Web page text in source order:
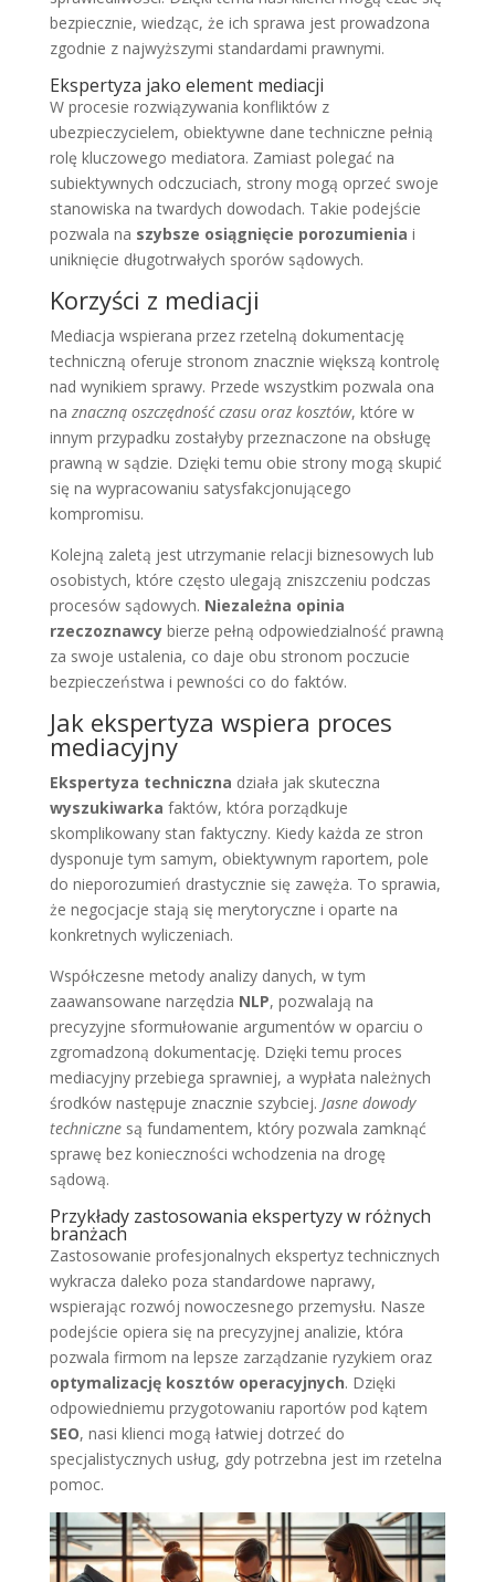
bezpiecznie, wiedząc, że ich sprawa jest prowadzona
zgodnie z najwyższymi standardami prawnymi.
Ekspertyza jako element mediacji
W procesie rozwiązywania konfliktów z
ubezpieczycielem, obiektywne dane techniczne pełnią
rolę kluczowego mediatora. Zamiast polegać na
subiektywnych odczuciach, strony mogą oprzeć swoje
stanowiska na twardych dowodach. Takie podejście
pozwala na szybsze osiągnięcie porozumienia i
uniknięcie długotrwałych sporów sądowych.
Korzyści z mediacji
Mediacja wspierana przez rzetelną dokumentację
techniczną oferuje stronom znacznie większą kontrolę
nad wynikiem sprawy. Przede wszystkim pozwala ona
na znaczną oszczędność czasu oraz kosztów, które w
innym przypadku zostałyby przeznaczone na obsługę
prawną w sądzie. Dzięki temu obie strony mogą skupić
się na wypracowaniu satysfakcjonującego
kompromisu.
Kolejną zaletą jest utrzymanie relacji biznesowych lub
osobistych, które często ulegają zniszczeniu podczas
procesów sądowych. Niezależna opinia
rzeczoznawcybierze pełną odpowiedzialność prawną
za swoje ustalenia, co daje obu stronom poczucie
bezpieczeństwa i pewności co do faktów.
Jak ekspertyza wspiera proces
mediacyjny
Ekspertyza techniczna działa jak skuteczna
wyszukiwarka faktów, która porządkuje
skomplikowany stan faktyczny. Kiedy każda ze stron
dysponuje tym samym, obiektywnym raportem, pole
do nieporozumień drastycznie się zawęża. To sprawia,
że negocjacje stają się merytoryczne i oparte na
konkretnych wyliczeniach.
Współczesne metody analizy danych, w tym
zaawansowane narzędzia NLP, pozwalają na
precyzyjne sformułowanie argumentów w oparciu o
zgromadzoną dokumentację. Dzięki temu proces
mediacyjny przebiega sprawniej, a wypłata należnych
środków następuje znacznie szybciej. Jasne dowody
technicznesą fundamentem, który pozwala zamknąć
sprawę bez konieczności wchodzenia na drogę
sądową.
Przykłady zastosowania ekspertyzy w różnych
branżach
Zastosowanie profesjonalnych ekspertyz technicznych
wykracza daleko poza standardowe naprawy,
wspierając rozwój nowoczesnego przemysłu. Nasze
podejście opiera się na precyzyjnej analizie, która
pozwala firmom na lepsze zarządzanie ryzykiem oraz
optymalizację kosztów operacyjnych. Dzięki
odpowiedniemu przygotowaniu raportów pod kątem
SEO, nasi klienci mogą łatwiej dotrzeć do
specjalistycznych usług, gdy potrzebna jest im rzetelna
pomoc.